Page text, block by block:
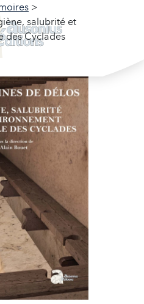
salubrité et
des Cyclades